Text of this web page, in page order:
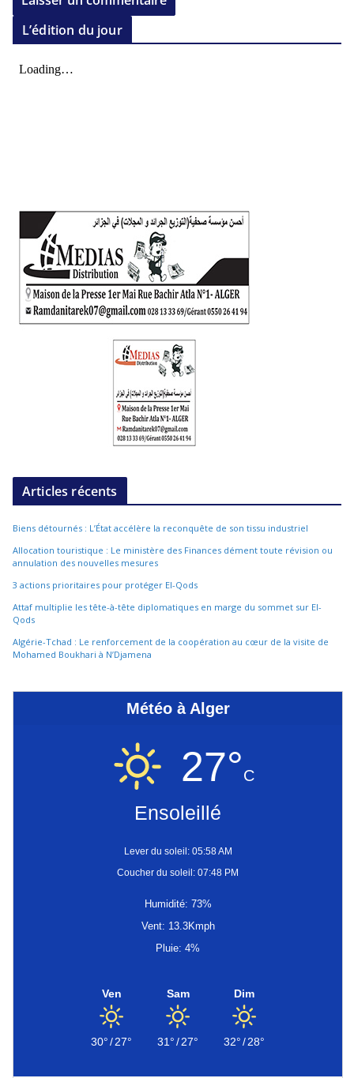
L’édition du jour
Articles récents
Biens détournés : L’État accélère la reconquête de son tissu industriel
Allocation touristique : Le ministère des Finances dément toute révision ou
annulation des nouvelles mesures
3 actions prioritaires pour protéger El-Qods
Attaf multiplie les tête-à-tête diplomatiques en marge du sommet sur El-
Qods
Algérie-Tchad : Le renforcement de la coopération au cœur de la visite de
Mohamed Boukhari à N’Djamena
Météo à Alger
27°C
Ensoleillé
Lever du soleil: 05:58 AM
Coucher du soleil: 07:48 PM
Humidité: 73%
Vent: 13.3Kmph
Pluie: 4%
Ven
30°/27°
Sam
31°/27°
Dim
32°/28°